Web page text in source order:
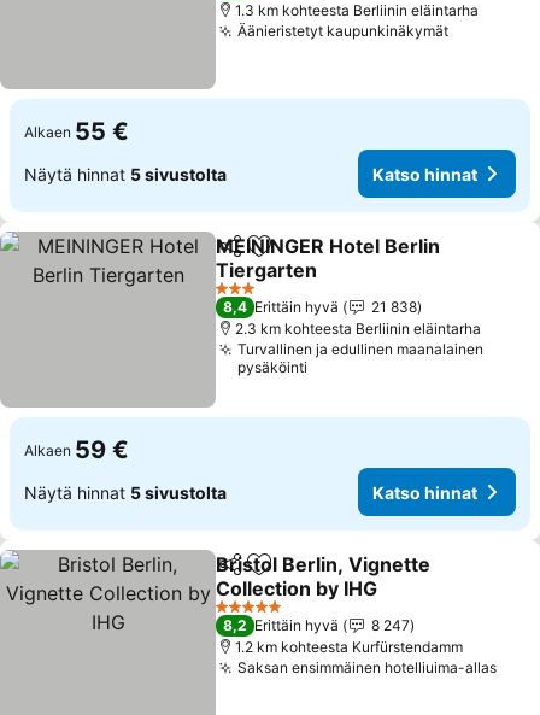
1.3 km kohteesta Berliinin eläintarha
Äänieristetyt kaupunkinäkymätKatso
Alkaen 55 €
Näytä hinnat 5 sivustolta Katso hinnat
Jaa Lisää suosikkeihin
MEININGER Hotel Berlin
Tiergarten
Katso hinnat
3 Tähtiluokitus
8,4 Erittäin hyvä
21 838
2.3 km kohteesta Berliinin eläintarha
Turvallinen ja edullinen maanalainen
pysäköinti
Alkaen 59 €
Näytä hinnat 5 sivustolta Katso hinnat
Jaa Lisää suosikkeihin
Bristol Berlin, Vignette
Collection by IHG
Katso hinnat
5 Tähtiluokitus
8,2 Erittäin hyvä
8 247
1.2 km kohteesta Kurfürstendamm
Saksan ensimmäinen hotelliuima-allas